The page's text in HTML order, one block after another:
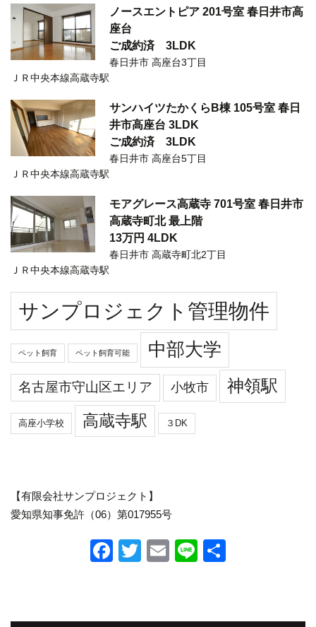
ノースエントピア 201号室 春日井市高
座台
ご成約済 3LDK
春日井市 高座台3丁目
ＪＲ中央本線高蔵寺駅
サンハイツたかくらB棟 105号室 春日
井市高座台 3LDK
ご成約済 3LDK
春日井市 高座台5丁目
ＪＲ中央本線高蔵寺駅
モアグレース高蔵寺 701号室 春日井市
高蔵寺町北 最上階
13万円 4LDK
春日井市 高蔵寺町北2丁目
ＪＲ中央本線高蔵寺駅
サンプロジェクト管理物件
ペット飼育 ペット飼育可能 中部大学
名古屋市守山区エリア 小牧市 神領駅
高座小学校 高蔵寺駅 ３DK
【有限会社サンプロジェクト】
愛知県知事免許（06）第017955号
F
e
T
er
E
Li